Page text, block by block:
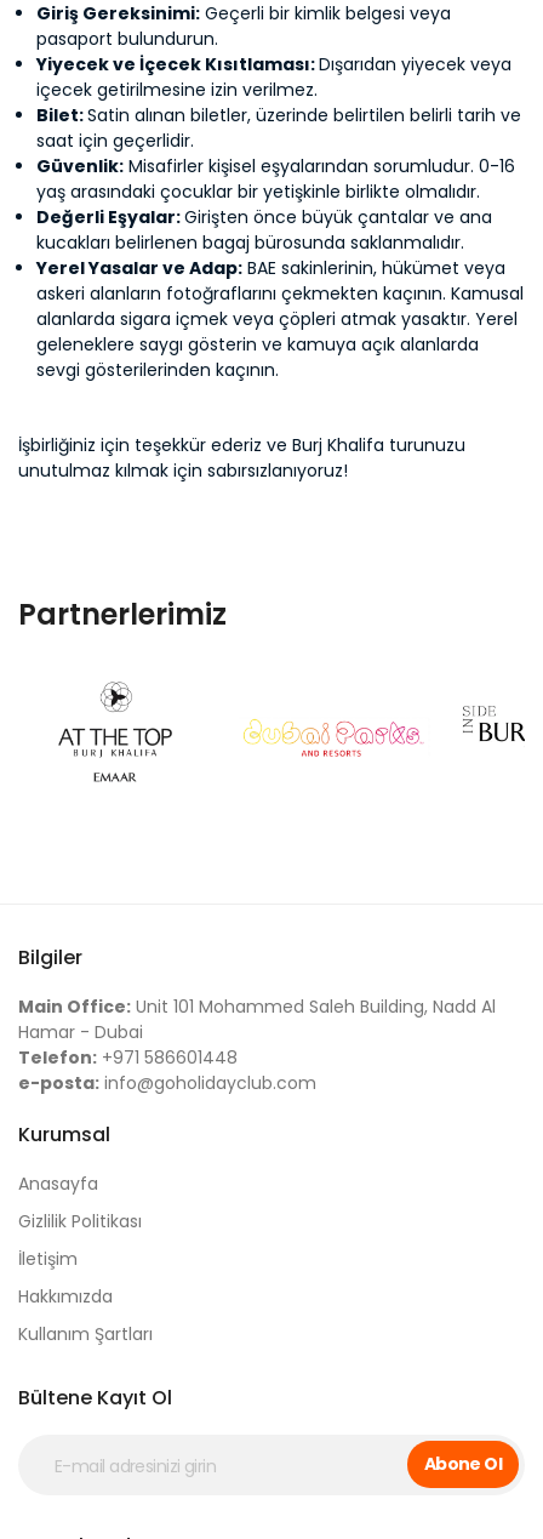
Giriş Gereksinimi: Geçerli bir kimlik belgesi veya
pasaport bulundurun.
Yiyecek ve İçecek Kısıtlaması:Dışarıdan yiyecek veya
içecek getirilmesine izin verilmez.
Bilet:Satin alınan biletler, üzerinde belirtilen belirli tarih ve
saat için geçerlidir.
Güvenlik: Misafirler kişisel eşyalarından sorumludur. 0-16
yaş arasındaki çocuklar bir yetişkinle birlikte olmalıdır.
Değerli Eşyalar:Girişten önce büyük çantalar ve ana
kucakları belirlenen bagaj bürosunda saklanmalıdır.
Yerel Yasalar ve Adap: BAE sakinlerinin, hükümet veya
askeri alanların fotoğraflarını çekmekten kaçının. Kamusal
alanlarda sigara içmek veya çöpleri atmak yasaktır. Yerel
geleneklere saygı gösterin ve kamuya açık alanlarda
sevgi gösterilerinden kaçının.
İşbirliğiniz için teşekkür ederiz ve Burj Khalifa turunuzu
unutulmaz kılmak için sabırsızlanıyoruz!
Partnerlerimiz
Bilgiler
Main Office: Unit 101 Mohammed Saleh Building, Nadd Al
Hamar - Dubai
Telefon: +971 586601448
e-posta: info@goholidayclub.com
Kurumsal
Anasayfa
Gizlilik Politikası
İletişim
Hakkımızda
Kullanım Şartları
Bültene Kayıt Ol
Abone Ol